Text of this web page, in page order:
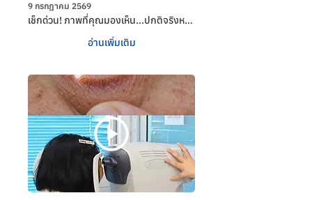
9 กรกฎาคม 2569
เช็กด่วน! ภาพที่คุณมองเห็น...ปกติจริงหรือ
อ่านเพิ่มเติม